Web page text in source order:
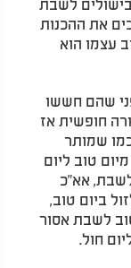
את ההכנות
עצמו הוא
שהם חששו
חופשית אז
שמותר
טוב ליום
אא"כ
ביום טוב,
לשבת אסור
חול.